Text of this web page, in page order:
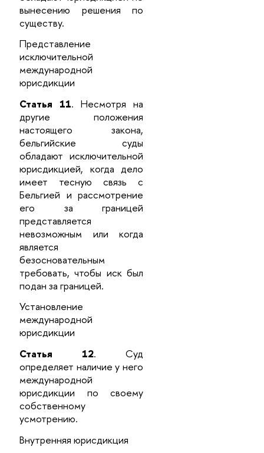
вынесению решения по
существу.
Представление
исключительной
международной
юрисдикции
Статья 11. Несмотря на
другие положения
настоящего закона,
бельгийские суды
обладают исключительной
юрисдикцией, когда дело
имеет тесную связь с
Бельгией и рассмотрение
его за границей
представляется
невозможным или когда
является
безосновательным
требовать, чтобы иск был
подан за границей.
Установление
международной
юрисдикции
Статья 12. Суд
определяет наличие у него
международной
юрисдикции по своему
собственному
усмотрению.
Внутренняя юрисдикция